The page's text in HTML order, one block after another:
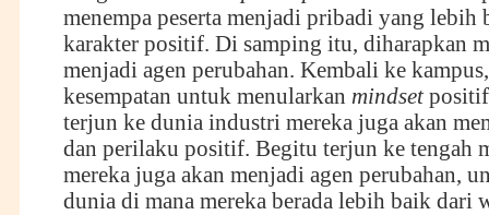
menempa peserta menjadi pribadi yang lebih
karakter positif. Di samping itu, diharapkan
menjadi agen perubahan. Kembali ke
kesempatan untuk menularkan mindset
terjun ke dunia industri mereka juga akan
dan perilaku positif. Begitu terjun ke tengah
mereka juga akan menjadi agen perubahan,
dunia di mana mereka berada lebih baik dari